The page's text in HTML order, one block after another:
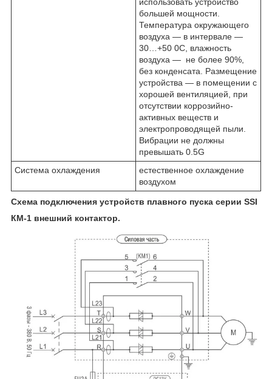
большей мощности.
Температура окружающего
воздуха — в интервале —
30…+50 0С, влажность
воздуха — не более 90%,
без конденсата. Размещение
устройства — в помещении с
хорошей вентиляцией, при
отсутствии коррозийно-
активных веществ и
электропроводящей пыли.
Вибрации не должны
превышать 0.5G
Система охлаждения
естественное охлаждение
воздухом
Схема подключения устройств плавного пуска серии SSI
КМ-1 внешний контактор.